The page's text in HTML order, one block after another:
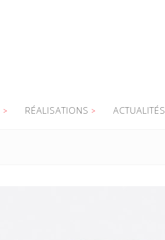
RÉALISATIONS ACTUALITÉS